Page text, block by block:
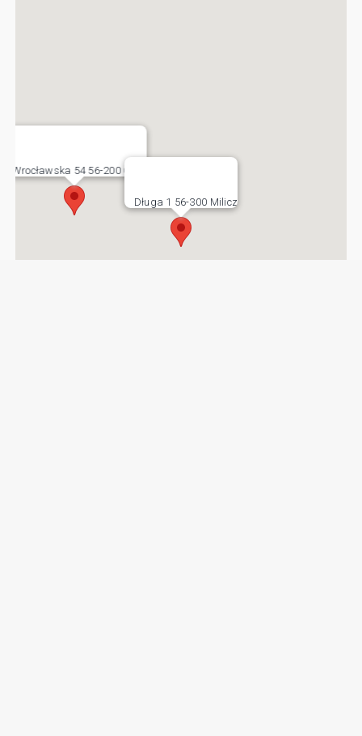
Długa 1 56-300 Milicz
Wrocławska 54 56-200 Góra